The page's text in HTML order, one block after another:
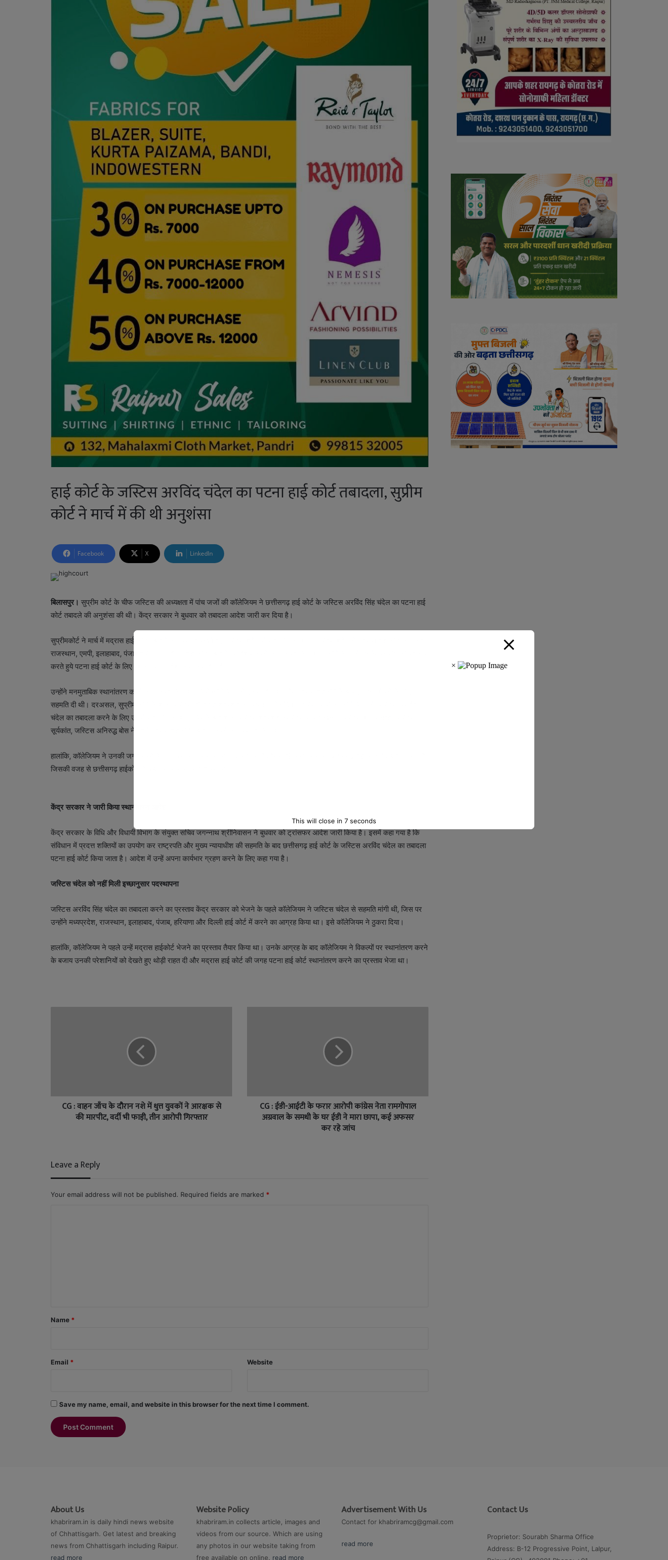
हाई कोर्ट के जस्टिस अरविंद चंदेल का पटना हाई कोर्ट तबादला, सुप्रीम
कोर्ट ने मार्च में की थी अनुशंसा
Facebook X LinkedIn
बिलासपुर। सुप्रीम कोर्ट के चीफ जस्टिस की अध्यक्षता में पांच जजों की कॉलेजियम ने छत्तीसगढ़ हाई कोर्ट के जस्टिस अरविंद सिंह चंदेल का पटना हाई
कोर्ट तबादले की अनुशंसा की थी। केंद्र सरकार ने बुधवार को तबादला आदेश जारी कर दिया है।
सुप्रीमकोर्ट ने मार्च में मद्रास हाई कोर्ट तबादले का प्रस्ताव रखते हुए जस्टिस चंदेल से सहमति मांगी थी। जस्टिस चंदेल ने मद्रास हाई कोर्ट की जगह
राजस्थान, एमपी, इलाहाबाद, पंजाब हरियाणा या दिल्ली हाई कोर्ट तबादले पर विचार करने का आग्रह किया था। कॉलेजियम ने उनके अनुरोध को स्वीकार
करते हुये पटना हाई कोर्ट के लिए स्थानांतरण आदेश जारी कर दिया है।
उन्होंने मनमुताबिक स्थानांतरण करने का आग्रह किया था, जिसे कॉलेजियम ने ठुकरा दिया था और मद्रास हाईकोर्ट के बजाए पटना भेजने के लिए
सहमति दी थी। दरअसल, सुप्रीम कोर्ट के चीफ जस्टिस डॉ डीवाई चंद्रचूड़ की अध्यक्षता में गठित 5 वरिष्ठ जजों की कॉलेजियम ने जस्टिस अरविंद
चंदेल का तबादला करने के लिए उनसे सहमति मांगी थी। जिसके बाद चीफ जस्टिस चंद्रचूड़, जस्टिस संजीव खन्ना, जस्टिस बीआर गवई, जस्टिस
सूर्यकांत, जस्टिस अनिरुद्ध बोस ने पहले मद्रास हाईकोर्ट तबादला करने का प्रस्ताव किया था।
हालांकि, कॉलेजियम ने उनकी जगह भरने के लिए अभी नए जज की नियुक्ति नहीं की है और न ही किसी जज का छत्तीसगढ़ हाई कोर्ट में तबादला किया है,
जिसकी वजह से छत्तीसगढ़ हाईकोर्ट में अब एक जज की कमी हो जाएगी।
केंद्र सरकार ने जारी किया स्थानांतरण आदेश
केंद्र सरकार के विधि और विधायी विभाग के संयुक्त सचिव जगन्नाथ श्रीनिवासन ने बुधवार को ट्रांसफर आदेश जारी किया है। इसमें कहा गया है कि
संविधान में प्रदत्त शक्तियों का उपयोग कर राष्ट्रपति और मुख्य न्यायाधीश की सहमति के बाद छत्तीसगढ़ हाई कोर्ट के जस्टिस अरविंद चंदेल का तबादला
पटना हाई कोर्ट किया जाता है। आदेश में उन्हें अपना कार्यभार ग्रहण करने के लिए कहा गया है।
जस्टिस चंदेल को नहीं मिली इच्छानुसार पदस्थापना
जस्टिस अरविंद सिंह चंदेल का तबादला करने का प्रस्ताव केंद्र सरकार को भेजने के पहले कॉलेजियम ने जस्टिस चंदेल से सहमति मांगी थी, जिस पर
उन्होंने मध्यप्रदेश, राजस्थान, इलाहाबाद, पंजाब, हरियाणा और दिल्ली हाई कोर्ट में करने का आग्रह किया था। इसे कॉलेजियम ने ठुकरा दिया।
हालांकि, कॉलेजियम ने पहले उन्हें मद्रास हाईकोर्ट भेजने का प्रस्ताव तैयार किया था। उनके आग्रह के बाद कॉलेजियम ने विकल्पों पर स्थानांतरण करने
के बजाय उनकी परेशानियों को देखते हुए थोड़ी राहत दी और मद्रास हाई कोर्ट की जगह पटना हाई कोर्ट स्थानांतरण करने का प्रस्ताव भेजा था।
CG : वाहन जाँच के दौरान नशे में धुत्त युवकों ने आरक्षक से
की मारपीट, वर्दी भी फाड़ी, तीन आरोपी गिरफ्तार
CG : ईडी-आईटी के फरार आरोपी कांग्रेस नेता रामगोपाल
अग्रवाल के समधी के घर ईडी ने मारा छापा, कई अफसर
कर रहे जांच
Leave a Reply
Your email address will not be published. Required fields are marked *
*
Name *
Email * Website
Save my name, email, and website in this browser for the next time I comment.
About Us
khabriram.in is daily hindi news website
of Chhattisgarh. Get latest and breaking
news from Chhattisgarh including Raipur.
read more
Website Policy
khabriram.in collects article, images and
videos from our source. Which are using
any photos in our website taking from
free available on online. read more
Advertisement With Us
Contact for khabriramcg@gmail.com
read more
Contact Us
Proprietor: Sourabh Sharma Office
Address: B-12 Progressive Point, Lalpur,
This will close in 5 seconds